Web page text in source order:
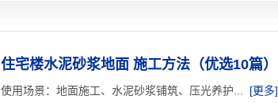
住宅楼水泥砂浆地面 施工方法（优选10篇）
使用场景：地面施工、水泥砂浆铺筑、压光养护... [更多]